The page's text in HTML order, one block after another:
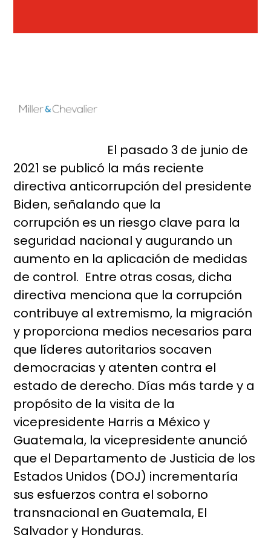
El pasado 3 de junio de
2021 se publicó la más reciente
directiva anticorrupción del presidente
Biden, señalando que la
corrupción es un riesgo clave para la
seguridad nacional y augurando un
aumento en la aplicación de medidas
de control. Entre otras cosas, dicha
directiva menciona que la corrupción
contribuye al extremismo, la migración
y proporciona medios necesarios para
que líderes autoritarios socaven
democracias y atenten contra el
estado de derecho. Días más tarde y a
propósito de la visita de la
vicepresidente Harris a México y
Guatemala, la vicepresidente anunció
que el Departamento de Justicia de los
Estados Unidos (DOJ) incrementaría
sus esfuerzos contra el soborno
transnacional en Guatemala, El
Salvador y Honduras.